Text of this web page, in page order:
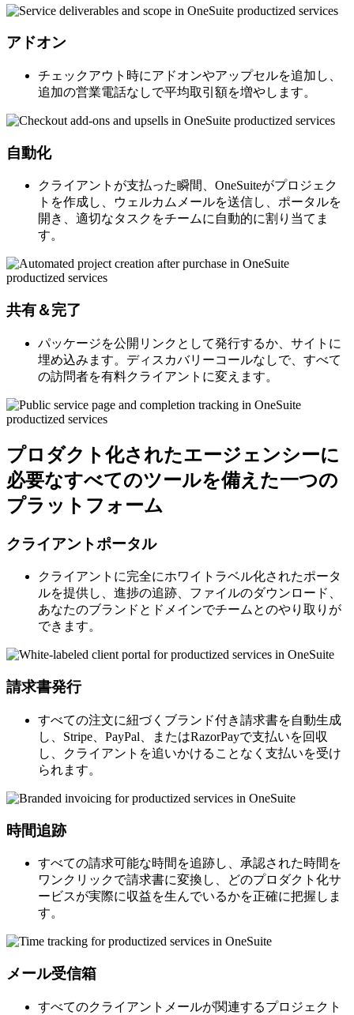
アドオン
チェックアウト時にアドオンやアップセルを追加し、
追加の営業電話なしで平均取引額を増やします。
自動化
クライアントが支払った瞬間、OneSuiteがプロジェク
トを作成し、ウェルカムメールを送信し、ポータルを
開き、適切なタスクをチームに自動的に割り当てま
す。
共有＆完了
パッケージを公開リンクとして発行するか、サイトに
埋め込みます。ディスカバリーコールなしで、すべて
の訪問者を有料クライアントに変えます。
プロダクト化されたエージェンシーに
必要なすべてのツールを備えた一つの
プラットフォーム
クライアントポータル
クライアントに完全にホワイトラベル化されたポータ
ルを提供し、進捗の追跡、ファイルのダウンロード、
あなたのブランドとドメインでチームとのやり取りが
できます。
請求書発行
すべての注文に紐づくブランド付き請求書を自動生成
し、Stripe、PayPal、またはRazorPayで支払いを回収
し、クライアントを追いかけることなく支払いを受け
られます。
時間追跡
すべての請求可能な時間を追跡し、承認された時間を
ワンクリックで請求書に変換し、どのプロダクト化サ
ービスが実際に収益を生んでいるかを正確に把握しま
す。
メール受信箱
すべてのクライアントメールが関連するプロジェクト